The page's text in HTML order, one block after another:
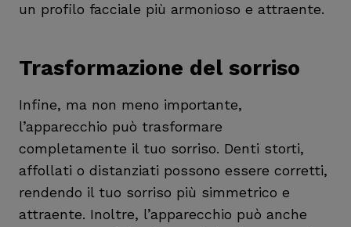
un profilo facciale più armonioso e attraente.
Trasformazione del sorriso
Infine, ma non meno importante,
l’apparecchio può trasformare
completamente il tuo sorriso. Denti storti,
affollati o distanziati possono essere corretti,
rendendo il tuo sorriso più simmetrico e
attraente. Inoltre, l’apparecchio può anche